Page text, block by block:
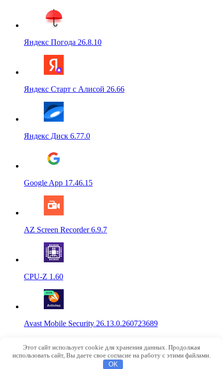
Яндекс Погода 26.8.10
Яндекс Старт с Алисой 26.66
Яндекс Диск 6.77.0
Google App 17.46.15
AZ Screen Recorder 6.9.7
CPU-Z 1.60
Avast Mobile Security 26.13.0.260723689
info@norobot.ru
Этот сайт использует cookie для хранения данных. Продолжая
использовать сайт, Вы даете свое согласие на работу с этими файлами.
OK